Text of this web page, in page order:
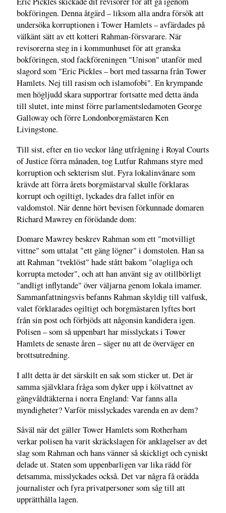
bokföringen. Denna åtgärd – liksom alla andra försök att
undersöka korruptionen i Tower Hamlets – avfärdades på
välkänt sätt av ett kotteri Rahman-försvarare. När
revisorerna steg in i kommunhuset för att granska
bokföringen, stod fackföreningen "Unison" utanför med
slagord som "Eric Pickles – bort med tassarna från Tower
Hamlets. Nej till rasism och islamofobi". En krympande
men högljudd skara supportrar fortsatte med detta ända
till slutet, inte minst förre parlamentsledamoten George
Galloway och förre Londonborgmästaren Ken
Livingstone.
Till sist, efter en tio veckor lång utfrågning i Royal Courts
of Justice förra månaden, tog Lutfur Rahmans styre med
korruption och sekterism slut. Fyra lokalinvånare som
krävde att förra årets borgmästarval skulle förklaras
korrupt och ogiltigt, lyckades dra fallet inför en
valdomstol. När denne hört bevisen förkunnade domaren
Richard Mawrey en förödande dom:
Domare Mawrey beskrev Rahman som ett "motvilligt
vittne" som uttalat "ett gäng lögner" i domstolen. Han sa
att Rahman "tveklöst" hade stått bakom "olagliga och
korrupta metoder", och att han använt sig av otillbörligt
"andligt inflytande" över väljarna genom lokala imamer.
Sammanfattningsvis befanns Rahman skyldig till valfusk,
valet förklarades ogiltigt och borgmästaren lyftes bort
från sin post och förbjöds att någonsin kandidera igen.
Polisen – som så uppenbart har misslyckats i Tower
Hamlets de senaste åren – säger nu att de överväger en
brottsutredning.
I allt detta är det särskilt en sak som sticker ut. Det är
samma självklara fråga som dyker upp i kölvattnet av
gängvåldtäkterna i norra England: Var fanns alla
myndigheter? Varför misslyckades varenda en av dem?
Såväl när det gäller Tower Hamlets som Rotherham
verkar polisen ha varit skräckslagen för anklagelser av det
slag som Rahman och hans vänner så skickligt och cyniskt
delade ut. Staten som uppenbarligen var lika rädd för
detsamma, misslyckades också. Det var några få orädda
journalister och fyra privatpersoner som såg till att
upprätthålla lagen.